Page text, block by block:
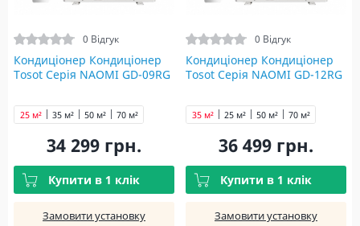
0 Відгук
Кондиціонер Кондиціонер
Tosot Серія NAOMI GD-09RG
25 м² 35 м² 50 м² 70 м²
34 299 грн.
Купити в 1 клік
Замовити установку
0 Відгук
Кондиціонер Кондиціонер
Tosot Серія NAOMI GD-12RG
25 м²
35 м² 50 м² 70 м²
36 499 грн.
Купити в 1 клік
Замовити установку